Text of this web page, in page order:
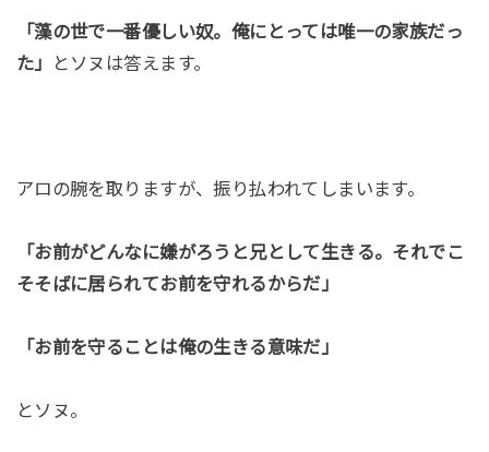
「藻の世で一番優しい奴。俺にとっては唯一の家族だっ
た」
とソヌは答えます。
アロの腕を取りますが、振り払われてしまいます。
「お前がどんなに嫌がろうと兄として生きる。それでこ
そそばに居られてお前を守れるからだ」
「お前を守ることは俺の生きる意味だ」
とソヌ。